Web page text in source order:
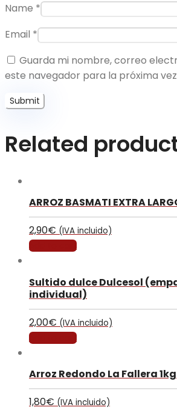
Name *
Email *
Guarda mi nombre, correo
este navegador para la próxima
Related
ARROZ BASMATI EXTRA
2,90€ (IVA incluido)
Add to cart
Sultido dulce Dulcesol
individual)
2,00€ (IVA incluido)
Add to cart
Arroz Redondo La Fallera 1kg
1,80€ (IVA incluido)